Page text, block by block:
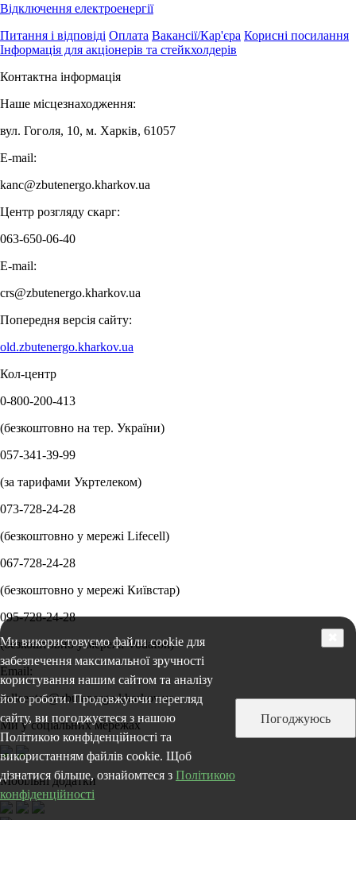
Ми використовуємо файли cookie для
забезпечення максимальної зручності
користування нашим сайтом та аналізу
його роботи. Продовжуючи перегляд
сайту, ви погоджуєтеся з нашою
Політикою конфіденційності та
використанням файлів cookie. Щоб
дізнатися більше, ознайомтеся з Політикою
конфіденційності
Погоджуюсь
Відключення електроенергії
Питання і відповіді Оплата Вакансії/Кар'єра Корисні посилання
Інформація для акціонерів та стейкхолдерів
Контактна інформація
Наше місцезнаходження:
вул. Гоголя, 10, м. Харків, 61057
E-mail:
kanc@zbutenergo.kharkov.ua
Центр розгляду скарг:
063-650-06-40
E-mail:
crs@zbutenergo.kharkov.ua
Попередня версія сайту:
old.zbutenergo.kharkov.ua
Кол-центр
0-800-200-413
(безкоштовно на тер. України)
057-341-39-99
(за тарифами Укртелеком)
073-728-24-28
(безкоштовно у мережі Lifecell)
067-728-24-28
(безкоштовно у мережі Київстар)
095-728-24-28
(безкоштовно у мережі Vodafon)
Email:
callcenter@zbutenergo.kharkov.ua
Ми у соціальних мережах
Мобільні додатки